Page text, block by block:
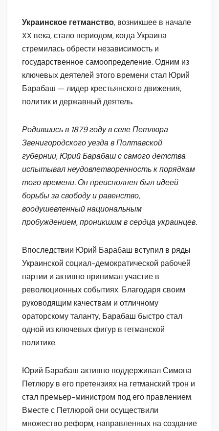
Украинское гетманство, возникшее в начале
XX века, стало периодом, когда Украина
стремилась обрести независимость и
государственное самоопределение. Одним из
ключевых деятелей этого времени стал Юрий
Барабаш — лидер крестьянского движения,
политик и державный деятель.
Родившись в 1879 году в селе Петлюра
Звенигородского уезда в Полтавской
губернии, Юрий Барабаш с самого детства
испытывал неудовлетворенность к порядкам
того времени. Он преисполнен был идеей
борьбы за свободу и равенство,
воодушевленный национальным
пробуждением, проникшим в сердца украинцев.
Впоследствии Юрий Барабаш вступил в ряды
Украинской социал-демократической рабочей
партии и активно принимал участие в
революционных событиях. Благодаря своим
руководящим качествам и отличному
ораторскому таланту, Барабаш быстро стал
одной из ключевых фигур в гетманской
политике.
Юрий Барабаш активно поддерживал Симона
Петлюру в его претензиях на гетманский трон и
стал премьер-министром под его правлением.
Вместе с Петлюрой они осуществили
множество реформ, направленных на создание